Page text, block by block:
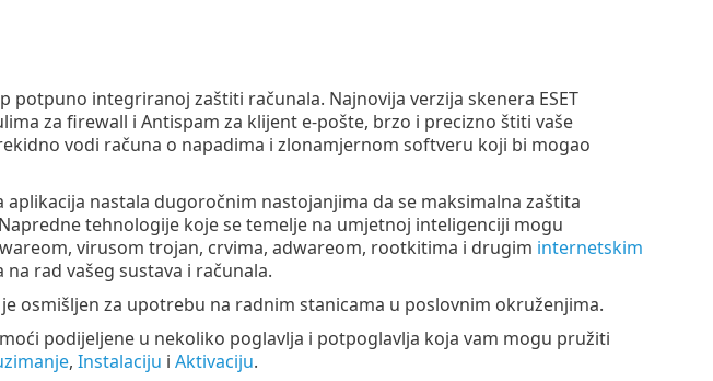
potpuno integriranoj zaštiti računala. Najnovija verzija skenera ESET
za firewall i Antispam za klijent e-pošte, brzo i precizno štiti vaše
vodi računa o napadima i zlonamjernom softveru koji bi mogao
nastala dugoročnim nastojanjima da se maksimalna zaštita
tehnologije koje se temelje na umjetnoj inteligenciji mogu
virusom trojan, crvima, adwareom, rootkitima i drugim internetskim
rad vašeg sustava i računala.
osmišljen za upotrebu na radnim stanicama u poslovnim okruženjima.
podijeljene u nekoliko poglavlja i potpoglavlja koja vam mogu pružiti
, Instalaciju i Aktivaciju.